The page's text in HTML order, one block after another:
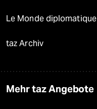
Le Monde diplomatique
taz Archiv
Mehr taz Angebote